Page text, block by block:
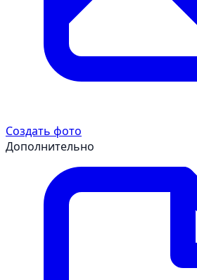
Создать фото
Дополнительно